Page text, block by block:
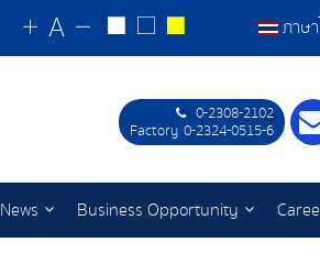
ภาษ
0-2308-2102
Factory 0-2324-0515-6
News Business Opportunity